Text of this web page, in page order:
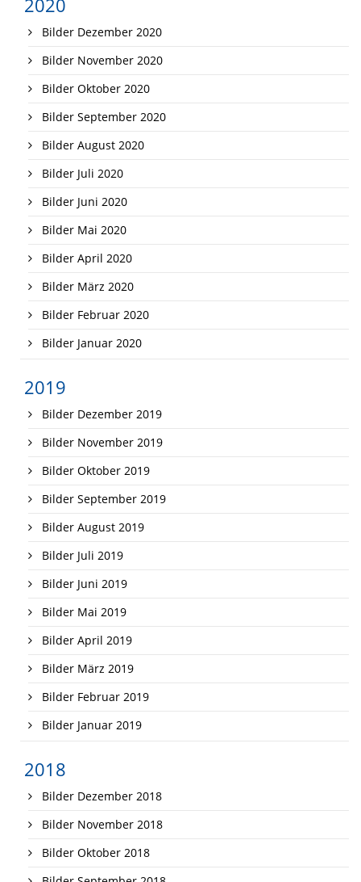
Bilder Dezember 2020
Bilder November 2020
Bilder Oktober 2020
Bilder September 2020
Bilder August 2020
Bilder Juli 2020
Bilder Juni 2020
Bilder Mai 2020
Bilder April 2020
Bilder März 2020
Bilder Februar 2020
Bilder Januar 2020
2019
Bilder Dezember 2019
Bilder November 2019
Bilder Oktober 2019
Bilder September 2019
Bilder August 2019
Bilder Juli 2019
Bilder Juni 2019
Bilder Mai 2019
Bilder April 2019
Bilder März 2019
Bilder Februar 2019
Bilder Januar 2019
2018
Bilder Dezember 2018
Bilder November 2018
Bilder Oktober 2018